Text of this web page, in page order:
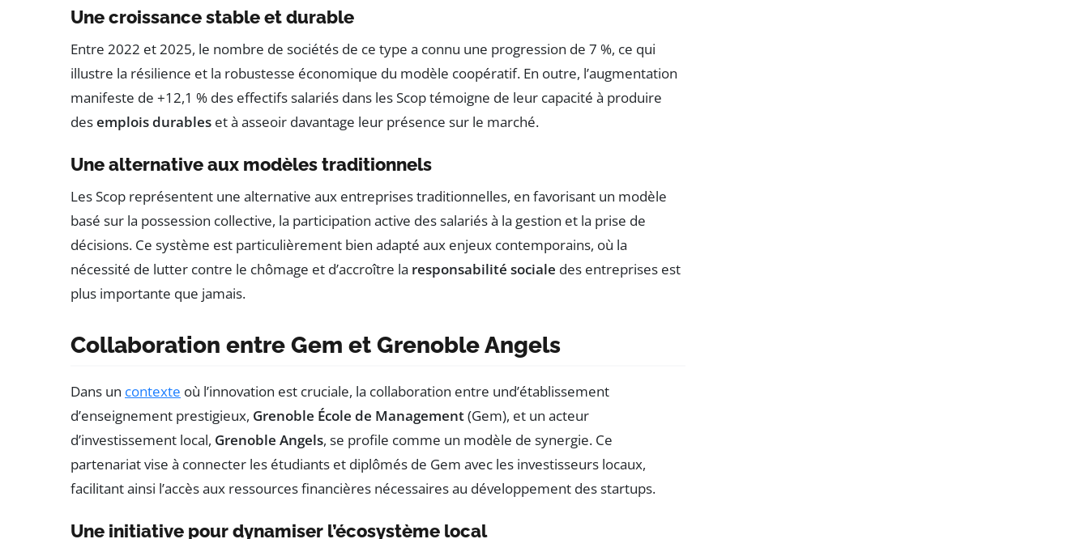
Une croissance stable et durable
Entre 2022 et 2025, le nombre de sociétés de ce type a connu une progression de 7 %, ce qui
illustre la résilience et la robustesse économique du modèle coopératif. En outre, l’augmentation
manifeste de +12,1 % des effectifs salariés dans les Scop témoigne de leur capacité à produire
desemplois durables et à asseoir davantage leur présence sur le marché.
Une alternative aux modèles traditionnels
Les Scop représentent une alternative aux entreprises traditionnelles, en favorisant un modèle
basé sur la possession collective, la participation active des salariés à la gestion et la prise de
décisions. Ce système est particulièrement bien adapté aux enjeux contemporains, où la
nécessité de lutter contre le chômage et d’accroître la responsabilité sociale des entreprises est
plus importante que jamais.
Collaboration entre Gem et Grenoble Angels
Dans un contexte où l’innovation est cruciale, la collaboration entre und’établissement
d’enseignement prestigieux, Grenoble École de Management(Gem), et un acteur
d’investissement local, Grenoble Angels, se profile comme un modèle de synergie. Ce
partenariat vise à connecter les étudiants et diplômés de Gem avec les investisseurs locaux,
facilitant ainsi l’accès aux ressources financières nécessaires au développement des startups.
Une initiative pour dynamiser l’écosystème local